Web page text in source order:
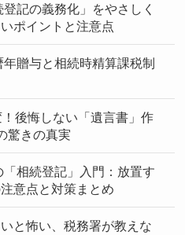
記の義務化」をやさしく
ポイントと注意点
贈与と相続時精算課税制
後悔しない「遺言書」作
驚きの真実
「相続登記」入門：放置す
意点と対策まとめ
と怖い、税務署が教えな